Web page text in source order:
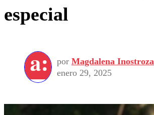
especial
por Magdalena Inostroza
enero 29, 2025